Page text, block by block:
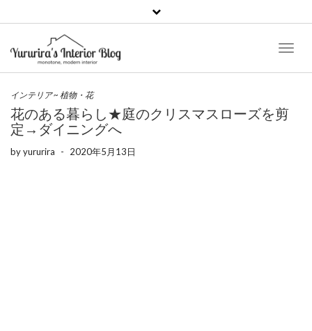
インテリア~ 植物・花
花のある暮らし★庭のクリスマスローズを剪
定→ダイニングへ
byyururira - 2020年5月13日